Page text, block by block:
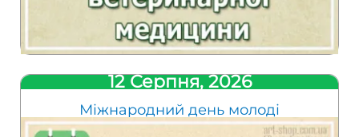
12 Серпня, 2026
Міжнародний день молоді